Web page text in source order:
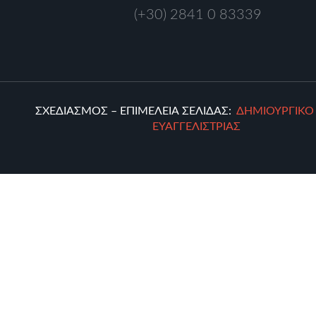
(+30) 2841 0 83339
ΣΧΕΔΙΑΣΜΟΣ – ΕΠΙΜΕΛΕΙΑ ΣΕΛΙΔΑΣ:
ΕΥΑΓΓΕΛΙΣΤΡΙΑΣ